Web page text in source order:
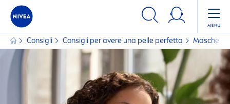
Consigli Consigli per avere una pelle perfetta Maschera